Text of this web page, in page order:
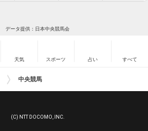
データ提供：日本中央競馬会
天気 スポーツ 占い すべて
中央競馬
(C) NTT DOCOMO, INC.